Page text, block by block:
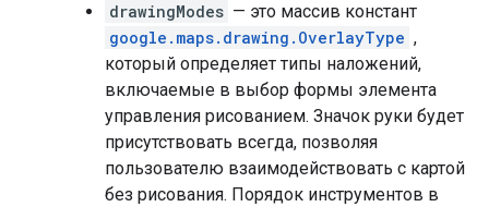
drawingModes — это массив констант
google.maps.drawing.OverlayType ,
который определяет типы наложений,
включаемые в выбор формы элемента
управления рисованием. Значок руки будет
присутствовать всегда, позволяя
пользователю взаимодействовать с картой
без рисования. Порядок инструментов в